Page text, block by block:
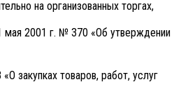
на организованных торгах,
мая 2001 г. № 370 «Об утверждении
закупках товаров, работ, услуг